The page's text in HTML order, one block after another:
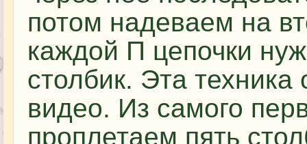
потом надеваем на
каждой П цепочки
столбик. Эта техника
видео. Из самого
проплетаем пять